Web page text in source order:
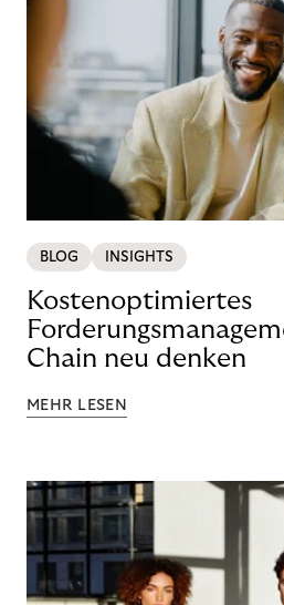
BLOG INSIGHTS
Kostenoptimiertes
Chain neu denken
MEHR LESEN